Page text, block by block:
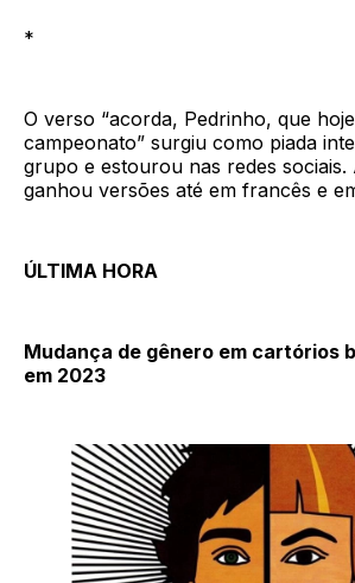
*
O verso “acorda, Pedrinho, que
campeonato” surgiu como piada
grupo e estourou nas redes sociais.
ganhou versões até em francês e
ÚLTIMA HORA
Mudança de gênero em cartórios
em 2023